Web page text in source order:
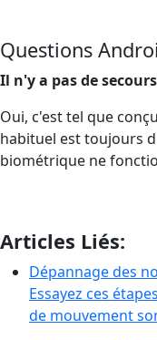
Questions
Il n'y a pas de
Oui, c'est tel que
habituel est toujours
biométrique ne
Articles Liés:
Dépannage des
Essayez ces
de mouvement